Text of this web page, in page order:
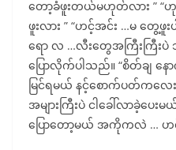
တော့ခံဖူးတယ်မဟုတ်လား ” “
ဖူးလား ” “ဟင့်အင်း …မ တွေ့
ရော လ …လီးတွေအကြီးကြီးပဲ
ပြောလိုက်ပါသည်။ “စိတ်ချ
မြင်ရမယ် နင့်စောက်ပတ်ကလ
အများကြီးပဲ ငါခေါ်လာခဲ့
ပြောတော့မယ် အကိုကလဲ … ဟင်